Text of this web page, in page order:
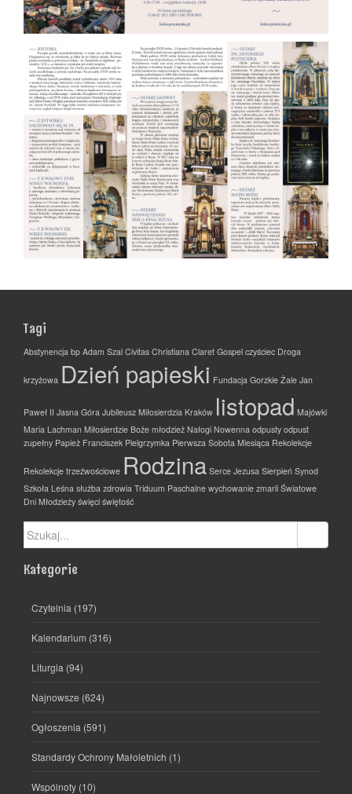
Tagi
Abstynencja bp Adam Szal Civitas Christiana Claret Gospel czyściec Droga
krzyżowa Dzień papieski Fundacja Gorzkie Żale Jan
Paweł II Jasna Góra Jubileusz Miłosierdzia Kraków listopad Majówki
Maria Lachman Miłosierdzie Boże młodzież Nałogi Nowenna odpusty odpust
zupełny Papież Franciszek Pielgrzymka Pierwsza Sobota Miesiąca Rekolekcje
Rekolekcje trzeźwościowe Rodzina Serce Jezusa Sierpień Synod
Szkoła Leśna służba zdrowia Triduum Paschalne wychowanie zmarli Światowe
Dni Młodzieży święci świętość
Szukaj:
Kategorie
Czytelnia (197)
Kalendarium (316)
Liturgia (94)
Najnowsze (624)
Ogłoszenia (591)
Standardy Ochrony Małoletnich (1)
Wspólnoty (10)